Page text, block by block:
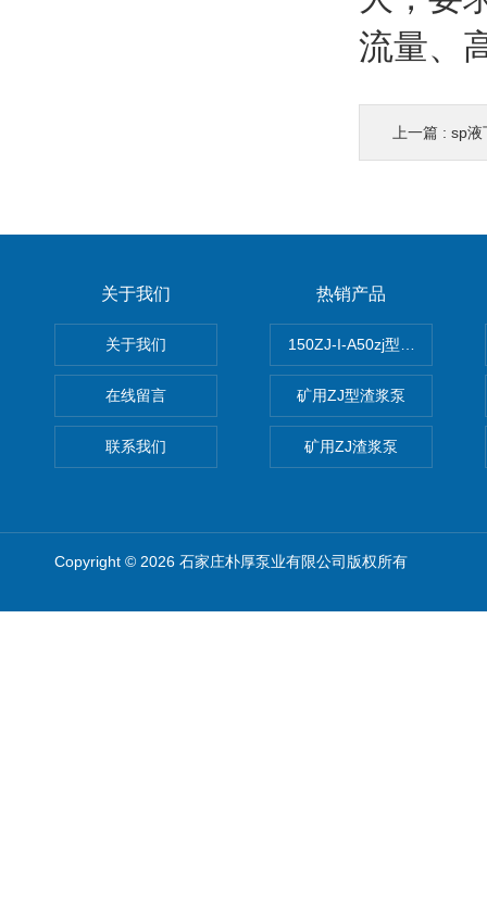
流量、
上一篇 : sp液
关于我们
关于我们
在线留言
联系我们
热销产品
150ZJ-I-A50zj型渣浆泵
矿用ZJ型渣浆泵
矿用ZJ渣浆泵
Copyright © 2026 石家庄朴厚泵业有限公司版权所有